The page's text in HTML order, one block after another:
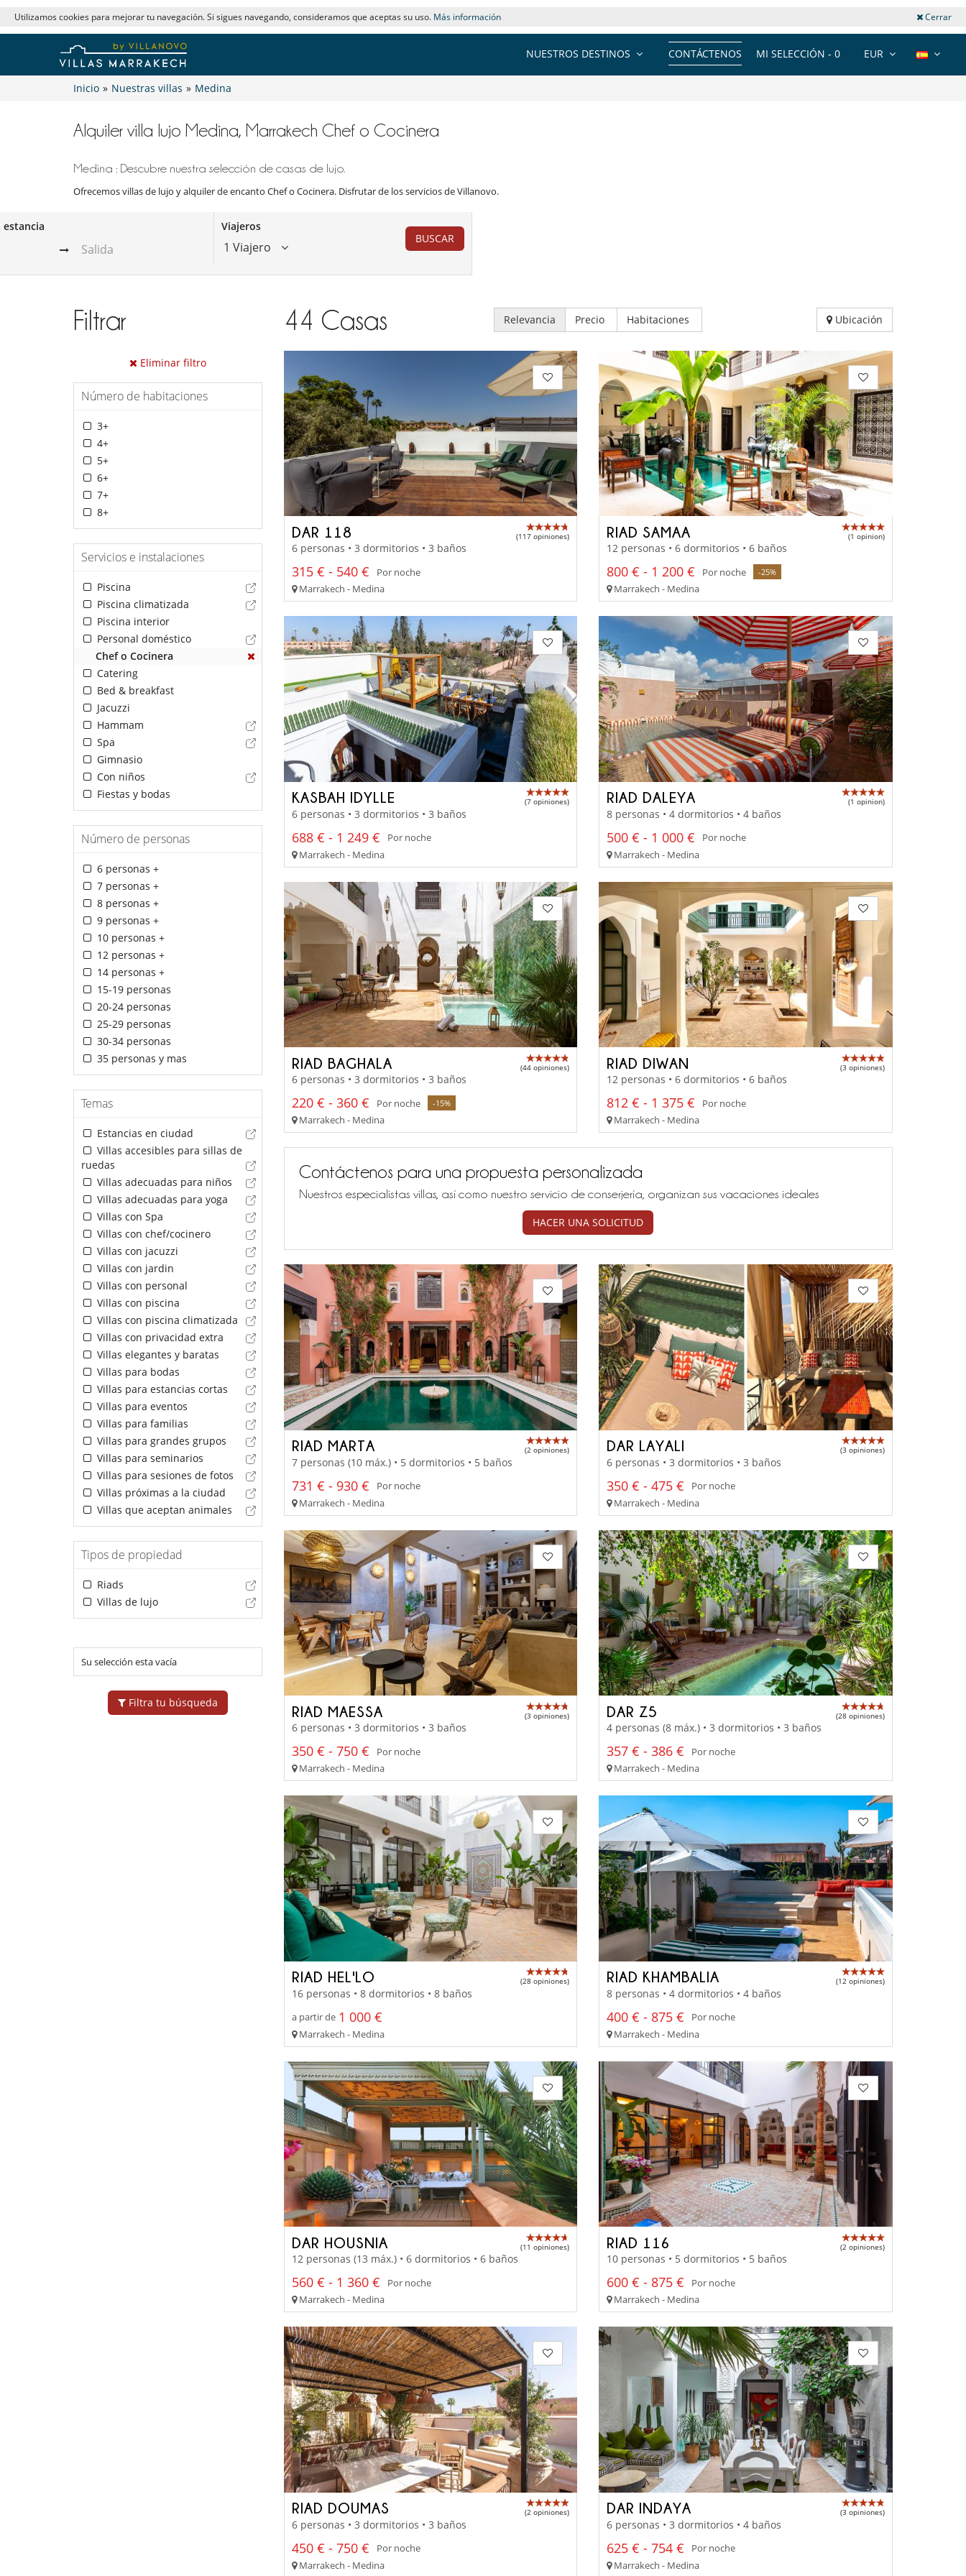
Utilizamos cookies para mejorar tu navegación. Si sigues navegando, consideramos que aceptas su uso. Más información Cerrar
EUR
MI SELECCIÓN - 0
CONTÁCTENOS
NUESTROS DESTINOS
Inicio » Nuestras villas » Medina
Alquiler villa lujo Medina, Marrakech Chef o Cocinera
Medina : Descubre nuestra selección de casas de lujo.
Ofrecemos villas de lujo y alquiler de encanto Chef o Cocinera. Disfrutar de los servicios de Villanovo.
estancia Viajeros
1 Viajero
BUSCAR
Filtrar
Eliminar filtro
Número de habitaciones
3+
4+
5+
6+
7+
8+
Servicios e instalaciones
Piscina
Piscina climatizada
Piscina interior
Personal doméstico
Chef o Cocinera
Catering
Bed & breakfast
Jacuzzi
Hammam
Spa
Gimnasio
Con niños
Fiestas y bodas
Número de personas
6 personas +
7 personas +
8 personas +
9 personas +
10 personas +
12 personas +
14 personas +
15-19 personas
20-24 personas
25-29 personas
30-34 personas
35 personas y mas
Temas
Estancias en ciudad
Villas accesibles para sillas de
ruedas
Villas adecuadas para niños
Villas adecuadas para yoga
Villas con Spa
Villas con chef/cocinero
Villas con jacuzzi
Villas con jardin
Villas con personal
Villas con piscina
Villas con piscina climatizada
Villas con privacidad extra
Villas elegantes y baratas
Villas para bodas
Villas para estancias cortas
Villas para eventos
Villas para familias
Villas para grandes grupos
Villas para seminarios
Villas para sesiones de fotos
Villas próximas a la ciudad
Villas que aceptan animales
Tipos de propiedad
Riads
Villas de lujo
Su selección esta vacía
Filtra tu búsqueda
44 Casas Relevancia Precio Habitaciones Ubicación
DAR 118 (117 opiniones)
6 personas • 3 dormitorios • 3 baños
315 € - 540 €
Por noche
Marrakech - Medina
RIAD SAMAA (1 opinion)
12 personas • 6 dormitorios • 6 baños
800 € - 1 200 € Por noche -25%
Marrakech - Medina
KASBAH IDYLLE (7 opiniones)
6 personas • 3 dormitorios • 3 baños
688 € - 1 249 €
Por noche
Marrakech - Medina
RIAD DALEYA (1 opinion)
8 personas • 4 dormitorios • 4 baños
500 € - 1 000 €
Por noche
Marrakech - Medina
RIAD BAGHALA (44 opiniones)
6 personas • 3 dormitorios • 3 baños
220 € - 360 € Por noche -15%
Marrakech - Medina
RIAD DIWAN (3 opiniones)
12 personas • 6 dormitorios • 6 baños
812 € - 1 375 €
Por noche
Marrakech - Medina
Contáctenos para una propuesta personalizada
Nuestros especialistas villas, así como nuestro servicio de conserjería, organizan sus vacaciones ideales
HACER UNA SOLICITUD
RIAD MARTA (2 opiniones)
7 personas (10 máx.) • 5 dormitorios • 5 baños
731 € - 930 €
Por noche
Marrakech - Medina
DAR LAYALI (3 opiniones)
6 personas • 3 dormitorios • 3 baños
350 € - 475 €
Por noche
Marrakech - Medina
RIAD MAESSA (3 opiniones)
6 personas • 3 dormitorios • 3 baños
350 € - 750 €
Por noche
Marrakech - Medina
DAR Z5 (28 opiniones)
4 personas (8 máx.) • 3 dormitorios • 3 baños
357 € - 386 €
Por noche
Marrakech - Medina
RIAD HEL'LO (28 opiniones)
16 personas • 8 dormitorios • 8 baños
a partir de 1 000 €
Marrakech - Medina
RIAD KHAMBALIA (12 opiniones)
8 personas • 4 dormitorios • 4 baños
400 € - 875 €
Por noche
Marrakech - Medina
DAR HOUSNIA (11 opiniones)
12 personas (13 máx.) • 6 dormitorios • 6 baños
560 € - 1 360 €
Por noche
Marrakech - Medina
RIAD 116 (2 opiniones)
10 personas • 5 dormitorios • 5 baños
600 € - 875 €
Por noche
Marrakech - Medina
RIAD DOUMAS (2 opiniones)
6 personas • 3 dormitorios • 3 baños
450 € - 750 €
Por noche
Marrakech - Medina
DAR INDAYA (3 opiniones)
6 personas • 3 dormitorios • 4 baños
625 € - 754 €
Por noche
Marrakech - Medina